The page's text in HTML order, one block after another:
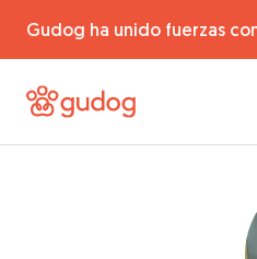
Gudog ha unido fuerzas